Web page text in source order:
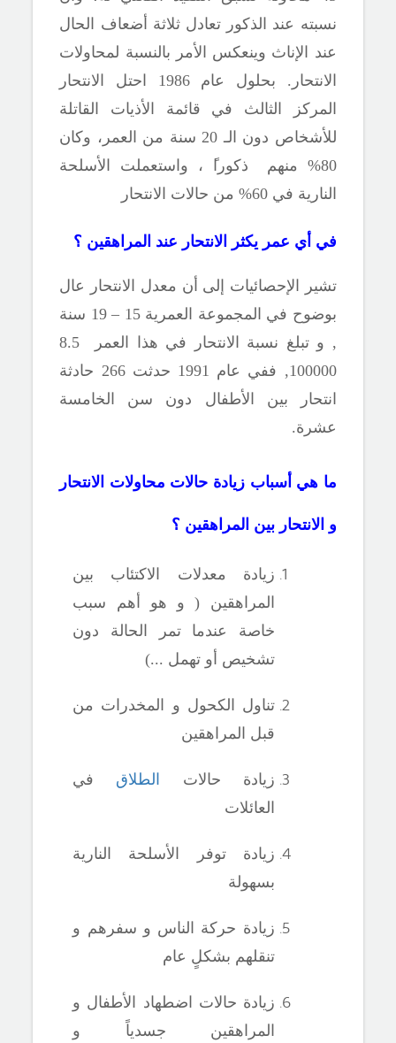
نسبته عند الذكور تعادل ثلاثة أضعاف الحال
عند الإناث وينعكس الأمر بالنسبة لمحاولات
الانتحار. بحلول عام 1986 احتل الانتحار
المركز الثالث في قائمة الأذيات القاتلة
للأشخاص دون الـ 20 سنة من العمر، وكان
80% منهم ذكورا
، واستعملت الأسلحة
النارية في 60% من
حالات الانتحار
في أي عمر يكثر الانتحار عند المراهقين ؟
تشير الإحصائيات إلى أن معدل الانتحار عال
بوضوح في المجموعة العمرية 15 – 19 سنة
, و تبلغ نسبة الانتحار في هذا العمر
100000, ففي
عام 1991 حدثت 266 حادثة
انتحار بين الأطفال دون سن الخامسة
عشرة.
ما هي أسباب زيادة حالات محاولات الانتحار
و الانتحار بين المراهقين ؟
زيادة معدلات الاكتئاب بين
المراهقين ( و هو أهم سبب
خاصة عندما تمر الحالة دون
تشخيص أو تهمل ...)
تناول الكحول و المخدرات من
قبل المراهقين
زيادة حالات الطلاق
في
العائلات
زيادة توفر الأسلحة النارية
بسهولة
زيادة حركة الناس و سفرهم و
تنقلهم بشكلٍ عام
زيادة حالات اضطهاد الأطفال و
المراهقين جسدياً و